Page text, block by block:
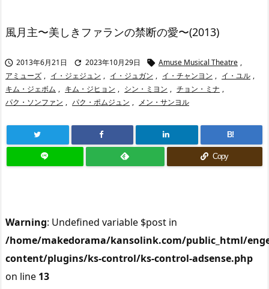
風月主〜美しきファランの禁断の愛〜(2013)
 2013年6月21日  2023年10月29日  Amuse Musical Theatre ,
アミューズ , イ・ジェジュン , イ・ジュガン , イ・チャンヨン , イ・ユル ,
キム・ジェボム , キム・ジヒョン , シン・ミヨン , チョン・ミナ ,
パク・ソンファン , パク・ポムジュン , メン・サンヨル
B!
Copy
Warning: Undefined variable $post in
/home/makedorama/kansolink.com/public_html/
content/plugins/ks-control/ks-control-adsense.php
on line 13